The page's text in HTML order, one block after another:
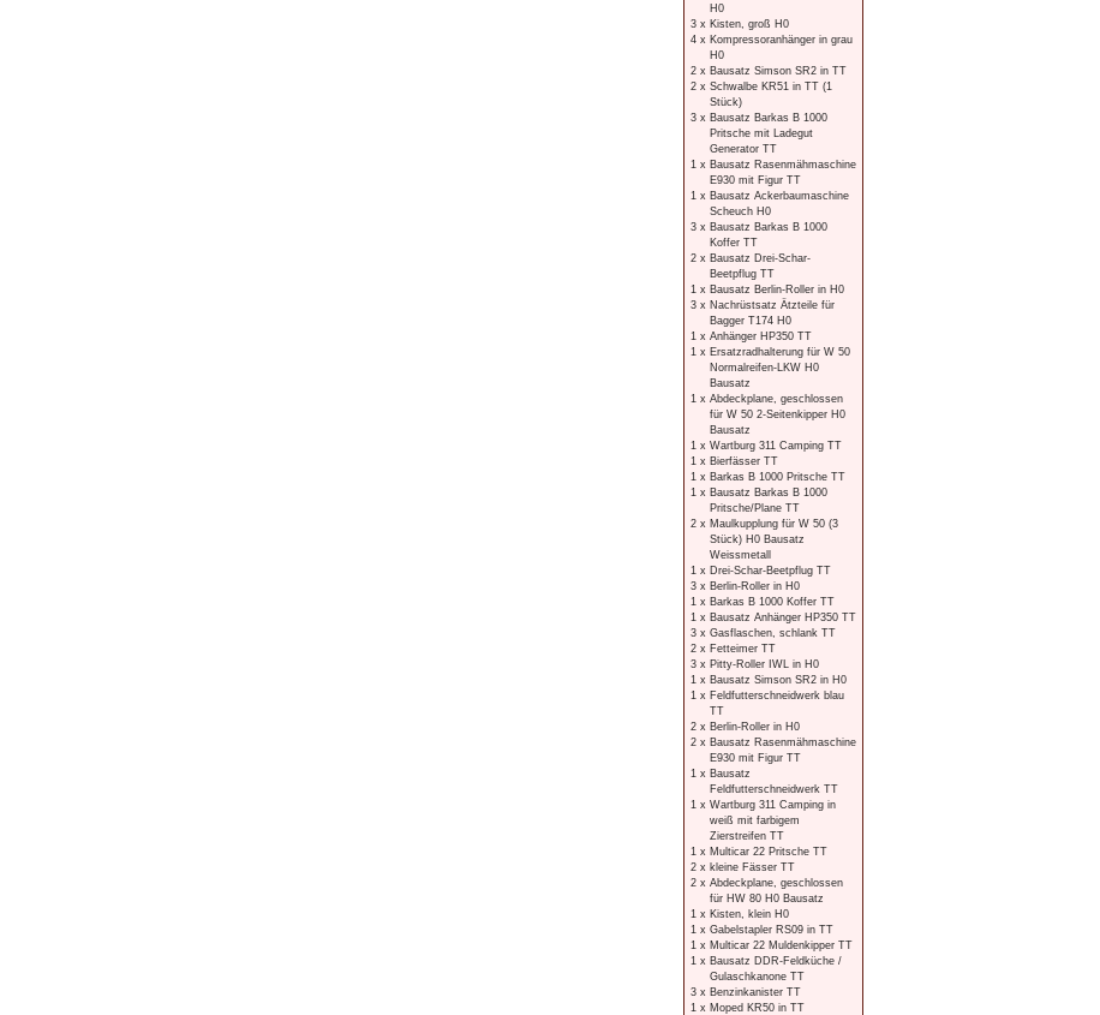
H0
3 x Kisten, groß H0
4 x Kompressoranhänger in grau
H0
2 x Bausatz Simson SR2 in TT
2 x Schwalbe KR51 in TT (1
Stück)
3 x Bausatz Barkas B 1000
Pritsche mit Ladegut
Generator TT
1 x Bausatz Rasenmähmaschine
E930 mit Figur TT
1 x Bausatz Ackerbaumaschine
Scheuch H0
3 x Bausatz Barkas B 1000
Koffer TT
2 x Bausatz Drei-Schar-
Beetpflug TT
1 x Bausatz Berlin-Roller in H0
3 x Nachrüstsatz Ätzteile für
Bagger T174 H0
1 x Anhänger HP350 TT
1 x Ersatzradhalterung für W 50
Normalreifen-LKW H0
Bausatz
1 x Abdeckplane, geschlossen
für W 50 2-Seitenkipper H0
Bausatz
1 x Wartburg 311 Camping TT
1 x Bierfässer TT
1 x Barkas B 1000 Pritsche TT
1 x Bausatz Barkas B 1000
Pritsche/Plane TT
2 x Maulkupplung für W 50 (3
Stück) H0 Bausatz
Weissmetall
1 x Drei-Schar-Beetpflug TT
3 x Berlin-Roller in H0
1 x Barkas B 1000 Koffer TT
1 x Bausatz Anhänger HP350 TT
3 x Gasflaschen, schlank TT
2 x Fetteimer TT
3 x Pitty-Roller IWL in H0
1 x Bausatz Simson SR2 in H0
1 x Feldfutterschneidwerk blau
TT
2 x Berlin-Roller in H0
2 x Bausatz Rasenmähmaschine
E930 mit Figur TT
1 x Bausatz
Feldfutterschneidwerk TT
1 x Wartburg 311 Camping in
weiß mit farbigem
Zierstreifen TT
1 x Multicar 22 Pritsche TT
2 x kleine Fässer TT
2 x Abdeckplane, geschlossen
für HW 80 H0 Bausatz
1 x Kisten, klein H0
1 x Gabelstapler RS09 in TT
1 x Multicar 22 Muldenkipper TT
1 x Bausatz DDR-Feldküche /
Gulaschkanone TT
3 x Benzinkanister TT
1 x Moped KR50 in TT